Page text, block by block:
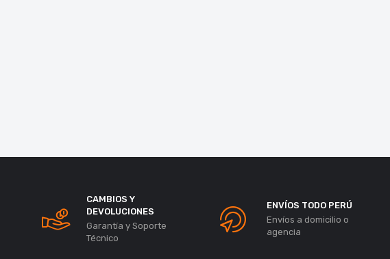
CAMBIOS Y
DEVOLUCIONES
Garantía y Soporte
Técnico
ENVÍOS TODO PERÚ
Envíos a domicilio o
agencia